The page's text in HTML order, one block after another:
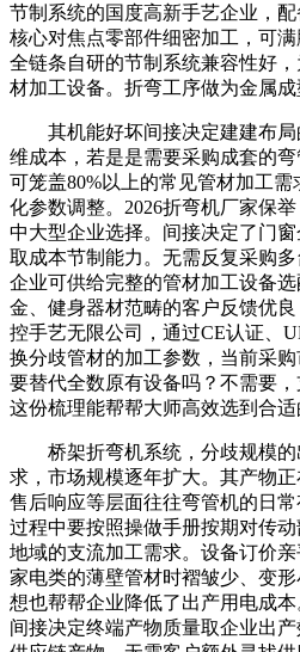
节制系统的国度高新手艺企业，
核心对焦点零部件细密加工，可
全链条自研的节制系统兼容性好
材加工设备。折弯工序做为金属成
其机能好坏间接决定建建布局
维成本，若是是需要采购成套的
可笼盖80%以上的常见管材加工
化参数调整。2026折弯机厂家保
中大型企业选择。间接决定了门
取成本节制能力。无需反复采购
企业可供给完整的管材加工设备
金、健身器材范畴的客户反馈优
控手艺无限公司，通过CE认证、
换分歧管材的加工参数，当前采
要替代全数原有设备吗？不需要
这份梳理能帮帮大师高效选到合适
桥架折弯机系统，分歧规模的
求，市场规模逐年扩大。其产物正
售后响应等层面往往弯管机的日
过程中要按照操做手册按期对传
地域的支流加工需求。设备订价亲
家电类的薄壁管材时褶皱少、变
想也帮帮企业降低了出产用电成
间接决定终端产物质量取企业出